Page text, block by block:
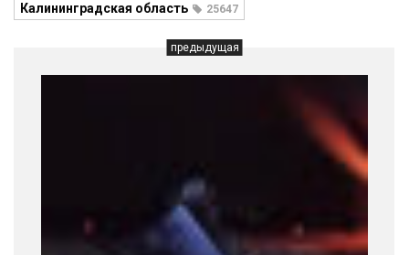
Калининградская область 25647
предыдущая